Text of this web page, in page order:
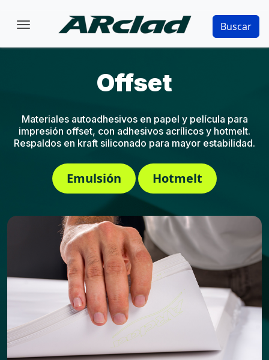
Buscar
Offset
Materiales autoadhesivos en papel y película para
impresión offset, con adhesivos acrílicos y hotmelt.
Respaldos en kraft siliconado para mayor estabilidad.
Emulsión Hotmelt